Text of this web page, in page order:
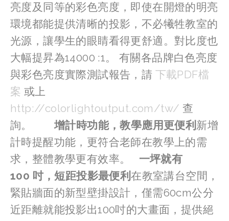
亮度及同等的彩色亮度，即使在開燈的明亮
環境都能提供清晰的投影，不必犧牲教室的
光源，讓學生的眼睛看得更舒適。對比度也
大幅提昇為14000 :1。 有關各品牌白色亮度
與彩色亮度實際測試報告，請 下載PDF檔
案 或上
http://colorlightoutput.com/tw/ 查
詢。 增計時功能，教學應用更便利 新增
計時提醒功能，更符合老師在教學上的需
求，整體教學更有效率。 一坪就有
100 吋，短距投影最便利在教室講台空間，
緊貼牆面的新型壁掛設計，僅需60cm公分
近距離就能投影出100吋的大畫面，提供絕